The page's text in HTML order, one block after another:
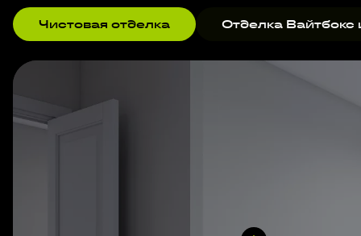
Чистовая отделка Отделка Вайтбокс